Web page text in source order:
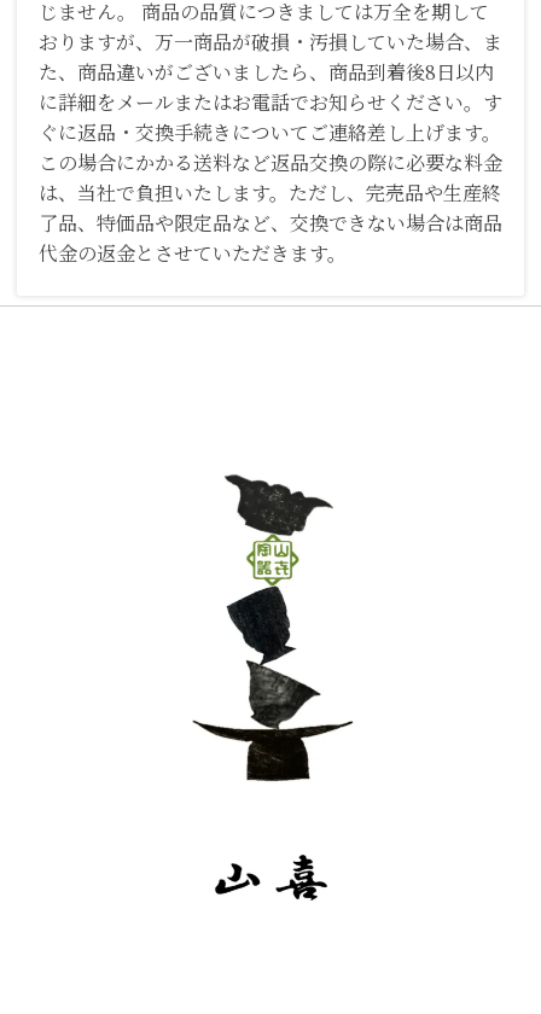
じません。 商品の品質につきましては万全を期して
おりますが、万一商品が破損・汚損していた場合、ま
た、商品違いがございましたら、商品到着後8日以内
に詳細をメールまたはお電話でお知らせください。す
ぐに返品・交換手続きについてご連絡差し上げます。
この場合にかかる送料など返品交換の際に必要な料金
は、当社で負担いたします。ただし、完売品や生産終
了品、特価品や限定品など、交換できない場合は商品
代金の返金とさせていただきます。